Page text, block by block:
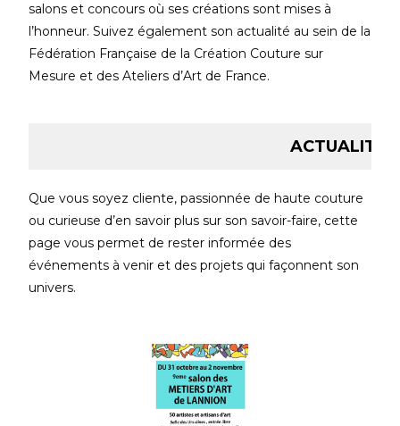
salons et concours où ses créations sont mises à
l’honneur. Suivez également son actualité au sein de la
Fédération Française de la Création Couture sur
Mesure et des Ateliers d’Art de France.
ACTUALITÉ :
Que vous soyez cliente, passionnée de haute couture
ou curieuse d’en savoir plus sur son savoir-faire, cette
page vous permet de rester informée des
événements à venir et des projets qui façonnent son
univers.